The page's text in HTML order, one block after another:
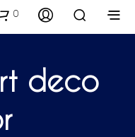
0
deco